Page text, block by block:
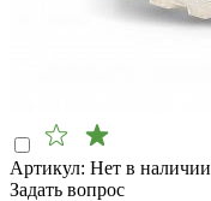
Артикул: Нет в наличии
Задать вопрос